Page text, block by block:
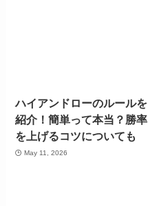
ハイアンドローのルールを
紹介！簡単って本当？勝率
を上げるコツについても
May 11, 2026